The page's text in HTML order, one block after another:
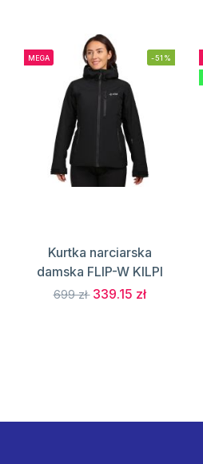
MEGA -51%
Kurtka narciarska
damska FLIP-W KILPI
699 zł 339.15 zł